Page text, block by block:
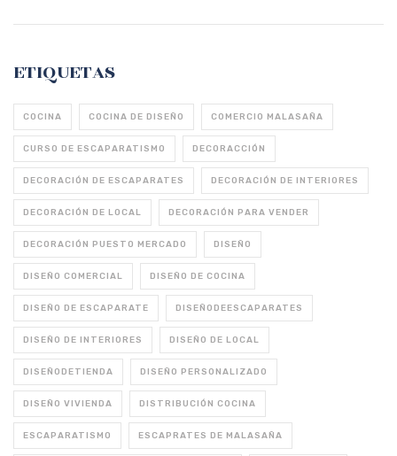
ETIQUETAS
COCINA COCINA DE DISEÑO COMERCIO MALASAÑA
CURSO DE ESCAPARATISMO DECORACCIÓN
DECORACIÓN DE ESCAPARATES DECORACIÓN DE INTERIORES
DECORACIÓN DE LOCAL DECORACIÓN PARA VENDER
DECORACIÓN PUESTO MERCADO DISEÑO
DISEÑO COMERCIAL DISEÑO DE COCINA
DISEÑO DE ESCAPARATE DISEÑODEESCAPARATES
DISEÑO DE INTERIORES DISEÑO DE LOCAL
DISEÑODETIENDA DISEÑO PERSONALIZADO
DISEÑO VIVIENDA DISTRIBUCIÓN COCINA
ESCAPARATISMO ESCAPRATES DE MALASAÑA